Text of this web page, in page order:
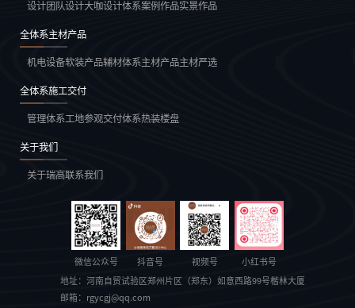
设计团队设计大咖设计体系案例作品实景作品
全体系主材产品
机电设备软装产品辅材体系主材产品主材严选
全体系施工交付
管理体系工地参观交付体系热装楼盘
关于我们
关于瑞高联系我们
微信公众号 抖音号 视频号 小红书号
地址： 河南自贸试验区郑州片区（郑东）如意西路99号楷林大厦
邮箱：
rgycgj@qq.com